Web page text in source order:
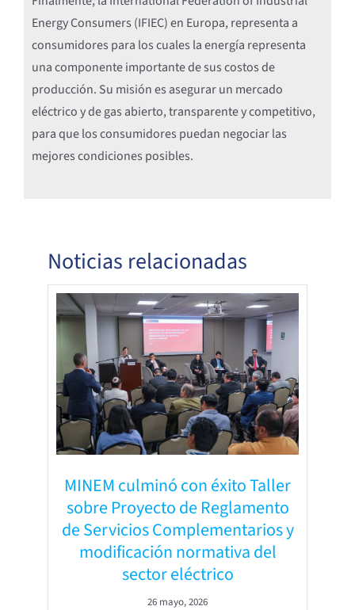
Energy Consumers (IFIEC) en Europa, representa a
consumidores para los cuales la energía representa
una componente importante de sus costos de
producción. Su misión es asegurar un mercado
eléctrico y de gas abierto, transparente y competitivo,
para que los consumidores puedan negociar las
mejores condiciones posibles.
Noticias relacionadas
MINEM culminó con éxito Taller
sobre Proyecto de Reglamento
de Servicios Complementarios y
modificación normativa del
sector eléctrico
26 mayo, 2026